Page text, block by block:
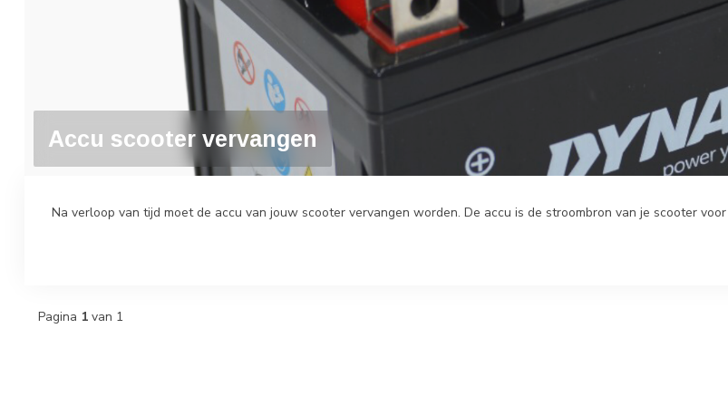
Accu scooter vervangen
Na verloop van tijd moet de accu van jouw scooter vervangen worden. De accu is de stroombron van je scooter
Pagina 1 van 1